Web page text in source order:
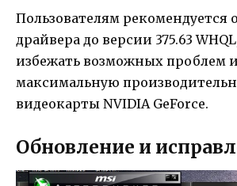
Пользователям рекомендуется
драйвера до версии 375.63
избежать возможных проблем
максимальную
видеокарты NVIDIA GeForce.
Обновление и